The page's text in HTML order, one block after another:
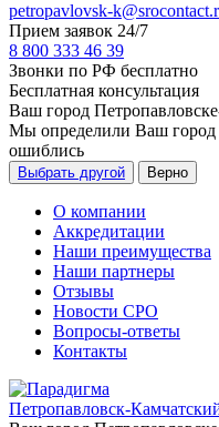
petropavlovsk-
Прием заявок 24/7
8 800 333 46 39
Звонки по РФ бесплатно
Бесплатная консультация
Ваш город
Мы определили Ваш город
ошиблись
Выбрать другой Верно
О компании
Аккредитации
Наши преимущества
Наши партнеры
Отзывы
Новости СРО
Вопросы-ответы
Контакты
Петропавловск-